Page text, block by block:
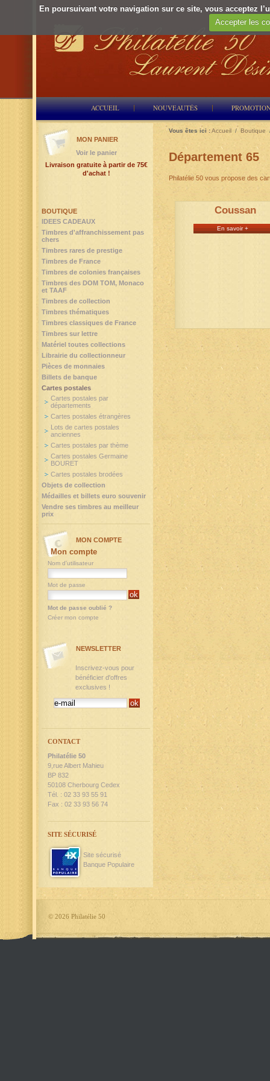
En poursuivant votre navigation sur ce site, vous acceptez
Accepter les
ACCUEIL NOUVEAUTÉS
Vous êtes ici :Accueil / Boutique
Département 65
Philatélie 50 vous propose des
Coussan
En savoir +
BOUTIQUE
IDEES CADEAUX
Timbres d'affranchissement pas
chers
Timbres rares de prestige
Timbres de France
Timbres de colonies françaises
Timbres des DOM TOM, Monaco
et TAAF
Timbres de collection
Timbres thématiques
Timbres classiques de France
Timbres sur lettre
Matériel toutes collections
Librairie du collectionneur
Pièces de monnaies
Billets de banque
Cartes postales
Cartes postales par
départements
Cartes postales étrangères
Lots de cartes postales
anciennes
Cartes postales par thème
Cartes postales Germaine
BOURET
Cartes postales brodées
Objets de collection
Médailles et billets euro souvenir
Vendre ses timbres au meilleur
prix
MON PANIER
Voir le panier
Livraison gratuite à partir de 75€
d'achat !
MON COMPTE
Mon compte
Nom d'utilisateur
Mot de passe
Mot de passe oublié ?
Créer mon compte
NEWSLETTER
Inscrivez-vous pour
bénéficier d'offres
exclusives !
CONTACT
Philatélie 50
9,rue Albert Mahieu
BP 832
50108 Cherbourg Cedex
Tél. : 02 33 93 55 91
Fax : 02 33 93 56 74
SITE SÉCURISÉ
Site sécurisé
Banque Populaire
© 2026 Philatélie 50